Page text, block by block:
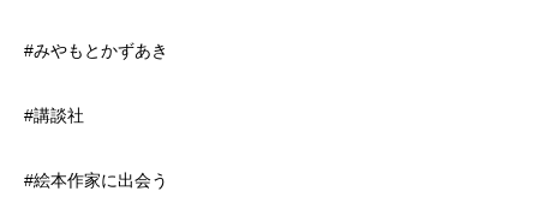
#みやもとかずあき
#講談社
#絵本作家に出会う